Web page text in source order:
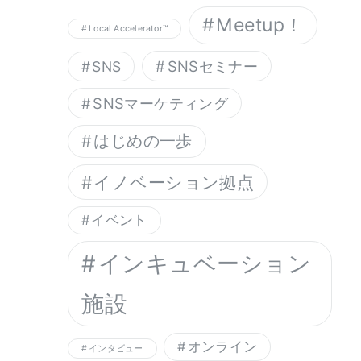
Local Accelerator™︎ Meetup！
SNS SNSセミナー
SNSマーケティング
はじめの一歩
イノベーション拠点
イベント
インキュベーション
施設
インタビュー オンライン